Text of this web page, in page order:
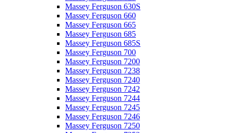
Massey Ferguson 630S
Massey Ferguson 660
Massey Ferguson 665
Massey Ferguson 685
Massey Ferguson 685S
Massey Ferguson 700
Massey Ferguson 7200
Massey Ferguson 7238
Massey Ferguson 7240
Massey Ferguson 7242
Massey Ferguson 7244
Massey Ferguson 7245
Massey Ferguson 7246
Massey Ferguson 7250